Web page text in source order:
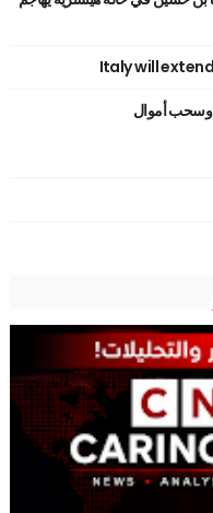
Italy will
وسحب أموال